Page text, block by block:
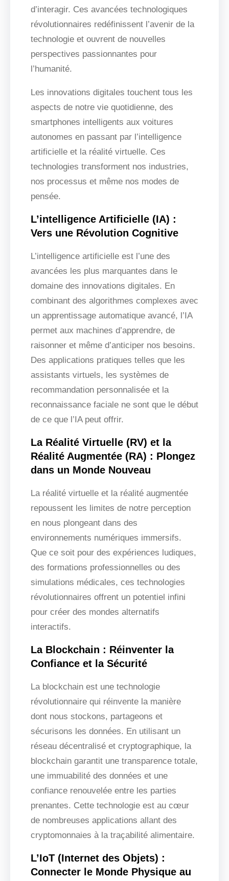
d’interagir. Ces avancées technologiques
révolutionnaires redéfinissent l’avenir de la
technologie et ouvrent de nouvelles
perspectives passionnantes pour
l’humanité.
Les innovations digitales touchent tous les
aspects de notre vie quotidienne, des
smartphones intelligents aux voitures
autonomes en passant par l’intelligence
artificielle et la réalité virtuelle. Ces
technologies transforment nos industries,
nos processus et même nos modes de
pensée.
L’intelligence Artificielle (IA) :
Vers une Révolution Cognitive
L’intelligence artificielle est l’une des
avancées les plus marquantes dans le
domaine des innovations digitales. En
combinant des algorithmes complexes avec
un apprentissage automatique avancé, l’IA
permet aux machines d’apprendre, de
raisonner et même d’anticiper nos besoins.
Des applications pratiques telles que les
assistants virtuels, les systèmes de
recommandation personnalisée et la
reconnaissance faciale ne sont que le début
de ce que l’IA peut offrir.
La Réalité Virtuelle (RV) et la
Réalité Augmentée (RA) : Plongez
dans un Monde Nouveau
La réalité virtuelle et la réalité augmentée
repoussent les limites de notre perception
en nous plongeant dans des
environnements numériques immersifs.
Que ce soit pour des expériences ludiques,
des formations professionnelles ou des
simulations médicales, ces technologies
révolutionnaires offrent un potentiel infini
pour créer des mondes alternatifs
interactifs.
La Blockchain : Réinventer la
Confiance et la Sécurité
La blockchain est une technologie
révolutionnaire qui réinvente la manière
dont nous stockons, partageons et
sécurisons les données. En utilisant un
réseau décentralisé et cryptographique, la
blockchain garantit une transparence totale,
une immuabilité des données et une
confiance renouvelée entre les parties
prenantes. Cette technologie est au cœur
de nombreuses applications allant des
cryptomonnaies à la traçabilité alimentaire.
L’IoT (Internet des Objets) :
Connecter le Monde Physique au